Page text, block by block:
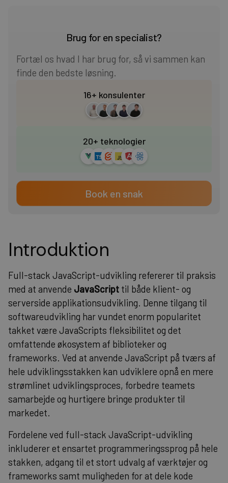
Introduktion
Full-stack JavaScript-udvikling refererer til praksis
med at anvende JavaScript til både klient- og
serverside applikationsudvikling. Denne tilgang til
softwareudvikling har vundet enorm popularitet
takket være JavaScripts fleksibilitet og det
omfattende økosystem af biblioteker og
frameworks. Ved at anvende JavaScript på tværs af
hele udviklingsstakken kan udviklere opnå en mere
strømlinet udviklingsproces, forbedre teamets
samarbejde og hurtigere bringe produkter til
markedet.
Fordelene ved full-stack JavaScript-udvikling
inkluderer et ensartet programmeringssprog på hele
stakken, adgang til et stort udvalg af værktøjer og
frameworks samt muligheden for at dele kode
Heading 4
Heading 5
Brug for en specialist?
Fortæl os hvad I har brug for, så vi sammen kan
finde den bedste løsning.
16+ konsulenter
20+ teknologier
Book en snak